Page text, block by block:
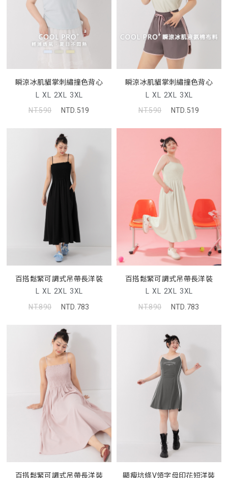
瞬涼冰肌貓掌刺繡撞色背心
L XL 2XL 3XL
NT.590
NTD.519
瞬涼冰肌貓掌刺繡撞色背心
L XL 2XL 3XL
NT.590
NTD.519
百搭鬆緊可調式吊帶長洋裝
L XL 2XL 3XL
NT.890
NTD.783
百搭鬆緊可調式吊帶長洋裝
L XL 2XL 3XL
NT.890
NTD.783
百搭鬆緊可調式吊帶長洋裝
顯瘦坑條V領字母印花短洋裝